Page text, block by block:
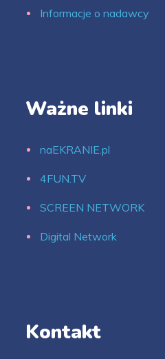
Informacje o nadawcy
Ważne linki
naEKRANIE.pl
4FUN.TV
SCREEN NETWORK
Digital Network
Kontakt